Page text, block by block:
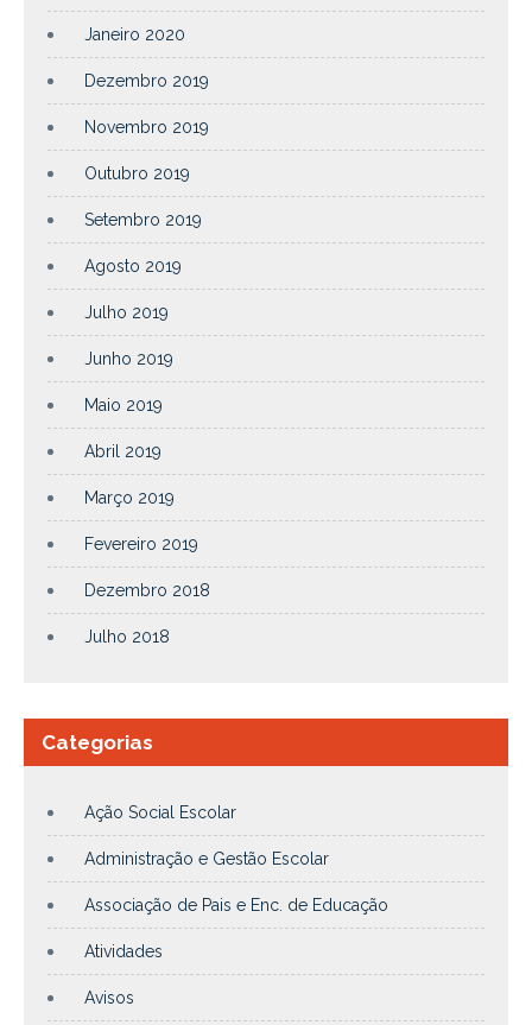
Janeiro 2020
Dezembro 2019
Novembro 2019
Outubro 2019
Setembro 2019
Agosto 2019
Julho 2019
Junho 2019
Maio 2019
Abril 2019
Março 2019
Fevereiro 2019
Dezembro 2018
Julho 2018
Categorias
Ação Social Escolar
Administração e Gestão Escolar
Associação de Pais e Enc. de Educação
Atividades
Avisos